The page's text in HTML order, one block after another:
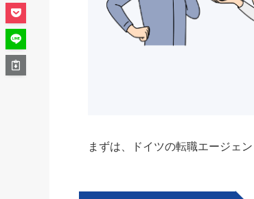
まずは、ドイツの転職エージェ